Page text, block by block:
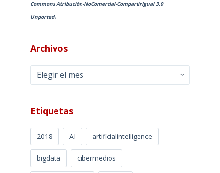
Commons Atribución-NoComercial-CompartirIgual 3.0
Unported.
Archivos
Archivos
Etiquetas
2018 AI artificialintelligence
bigdata cibermedios